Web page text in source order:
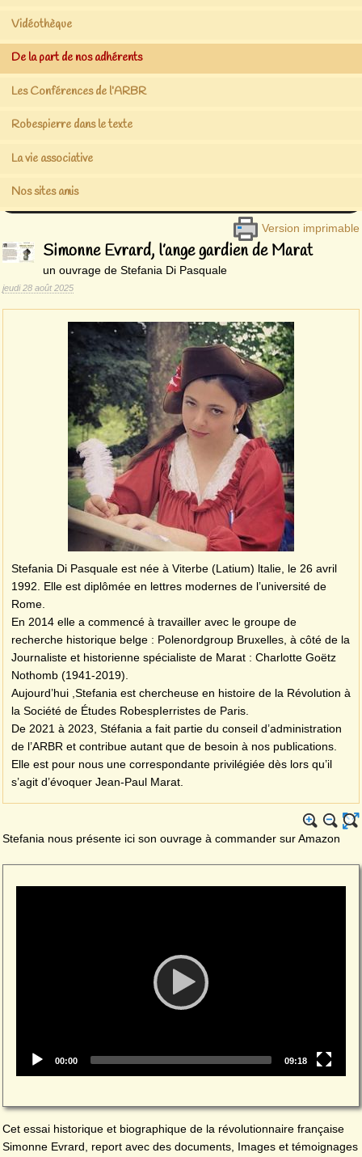
Vidéothèque
De la part de nos adhérents
Les Conférences de l’ARBR
Robespierre dans le texte
La vie associative
Nos sites amis
Version imprimable
Simonne Evrard, l’ange gardien de Marat
un ouvrage de Stefania Di Pasquale
jeudi 28 août 2025
Stefania Di Pasquale est née à Viterbe (Latium) ltalie, le 26 avril
1992. Elle est diplômée en lettres modernes de l’université de
Rome.
En 2014 elle a commencé à travailler avec le groupe de
recherche historique belge : Polenordgroup Bruxelles, à côté de la
Journaliste et historienne spécialiste de Marat : Charlotte Goëtz
Nothomb (1941-2019).
Aujourd’hui ,Stefania est chercheuse en histoire de la Révolution à
la Société de Études RobespIerristes de Paris.
De 2021 à 2023, Stéfania a fait partie du conseil d’administration
de l’ARBR et contribue autant que de besoin à nos publications.
Elle est pour nous une correspondante privilégiée dès lors qu’il
s’agit d’évoquer Jean-Paul Marat.
Stefania nous présente ici son ouvrage à commander sur Amazon
Current
00:00
Total
duration
09:18
Cet essai historique et biographique de la révolutionnaire française
Simonne Evrard, report avec des documents, Images et témoignages